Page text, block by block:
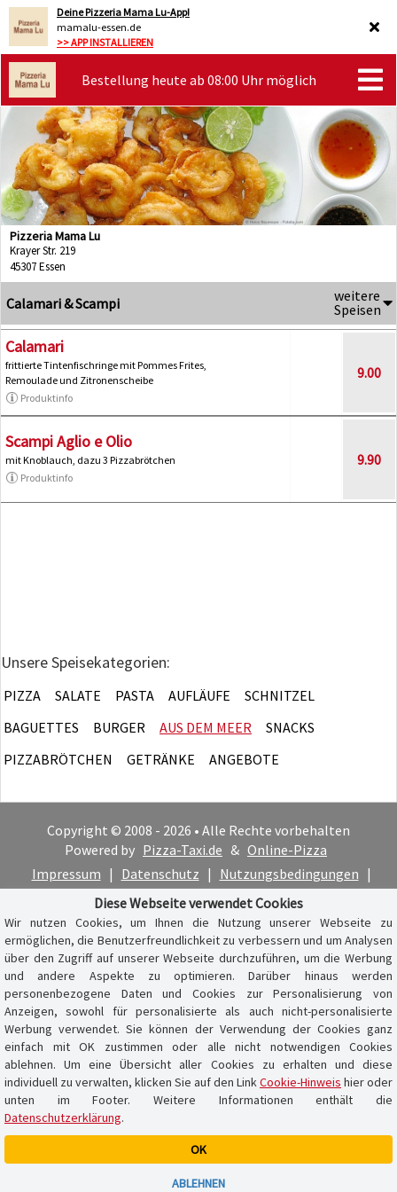
Deine Pizzeria Mama Lu-App!
mamalu-essen.de
>> APP INSTALLIEREN
Bestellung heute ab 08:00 Uhr möglich
Pizzeria Mama Lu
Krayer Str. 219
45307 Essen
Calamari & Scampi
weitere
Speisen
Warenkorb ist leer
Calamari
frittierte Tintenfischringe mit Pommes Frites,
Remoulade und Zitronenscheibe
Produktinfo
9.00
Scampi Aglio e Olio
mit Knoblauch, dazu 3 Pizzabrötchen
Produktinfo
9.90
Unsere Speisekategorien:
PIZZA SALATE PASTA AUFLÄUFE
SCHNITZEL
BAGUETTES
BURGER AUS DEM MEER
SNACKS
PIZZABRÖTCHEN
GETRÄNKE ANGEBOTE
Copyright © 2008 - 2026 • Alle Rechte vorbehalten
Powered by Pizza-Taxi.de & Online-Pizza
Impressum | Datenschutz | Nutzungsbedingungen |
Cookie-Hinweis
Diese Webseite verwendet Cookies
Wir nutzen Cookies, um Ihnen die Nutzung unserer Webseite zu
ermöglichen, die Benutzerfreundlichkeit zu verbessern und um Analysen
über den Zugriff auf unserer Webseite durchzuführen, um die Werbung
und andere Aspekte zu optimieren. Darüber hinaus werden
personenbezogene Daten und Cookies zur Personalisierung von
Anzeigen, sowohl für personalisierte als auch nicht-personalisierte
Werbung verwendet. Sie können der Verwendung der Cookies ganz
einfach mit OK zustimmen oder alle nicht notwendigen Cookies
ablehnen. Um eine Übersicht aller Cookies zu erhalten und diese
individuell zu verwalten, klicken Sie auf den LinkCookie-Hinweis hier oder
unten im Footer. Weitere Informationen enthält die
Datenschutzerklärung.
OK
ABLEHNEN